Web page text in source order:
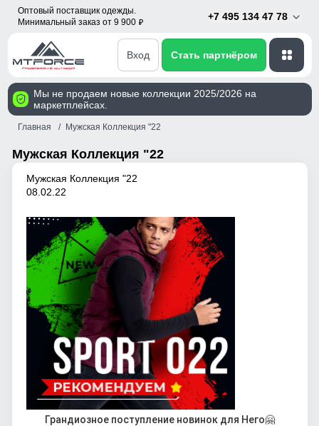
Оптовый поставщик одежды.
Минимальный заказ от 9 900 p
+7 495 134 47 78
Вход Стать партнёром
Мы не продаем новые коллекции 2025/2026 на
маркетплейсах.
Главная Мужская Коллекция "22
Мужская Коллекция "22
Мужская Коллекция "22
08.02.22
Грандиозное поступление новинок для Него🤗